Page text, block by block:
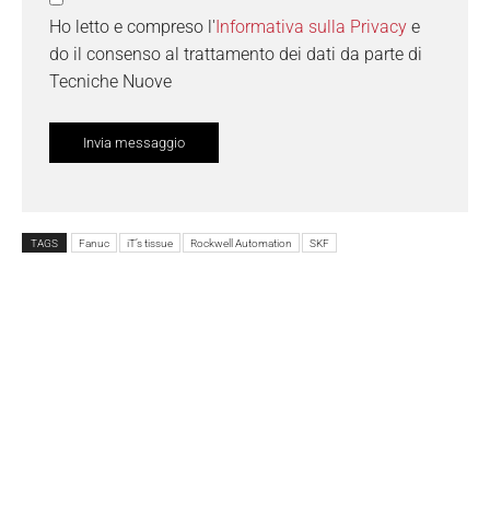
Ho letto e compreso l'Informativa sulla Privacy e
do il consenso al trattamento dei dati da parte di
Tecniche Nuove
TAGS Fanuc iT’s tissue Rockwell Automation SKF